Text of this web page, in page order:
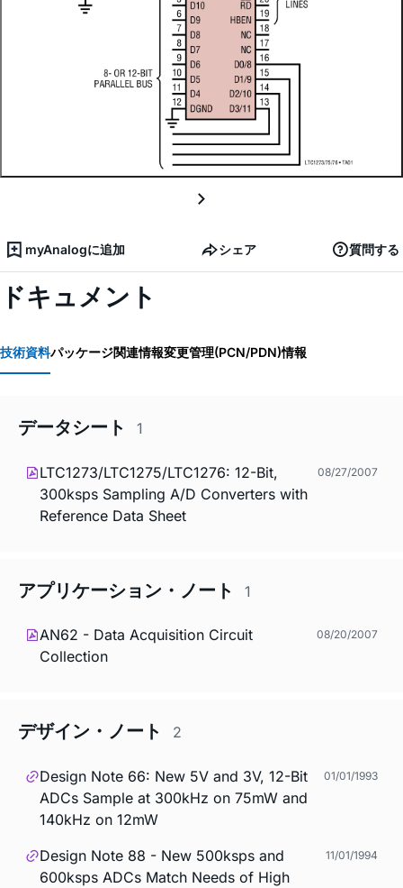
myAnalogに追加 シェア 質問する
ドキュメント
技術資料パッケージ関連情報変更管理(PCN/PDN)情報
データシート 1
LTC1273/LTC1275/LTC1276: 12-Bit,
300ksps Sampling A/D Converters with
Reference Data Sheet
08/27/2007
アプリケーション・ノート 1
AN62 - Data Acquisition Circuit
Collection
08/20/2007
デザイン・ノート 2
Design Note 66: New 5V and 3V, 12-Bit
ADCs Sample at 300kHz on 75mW and
140kHz on 12mW
01/01/1993
Design Note 88 - New 500ksps and
600ksps ADCs Match Needs of High
11/01/1994